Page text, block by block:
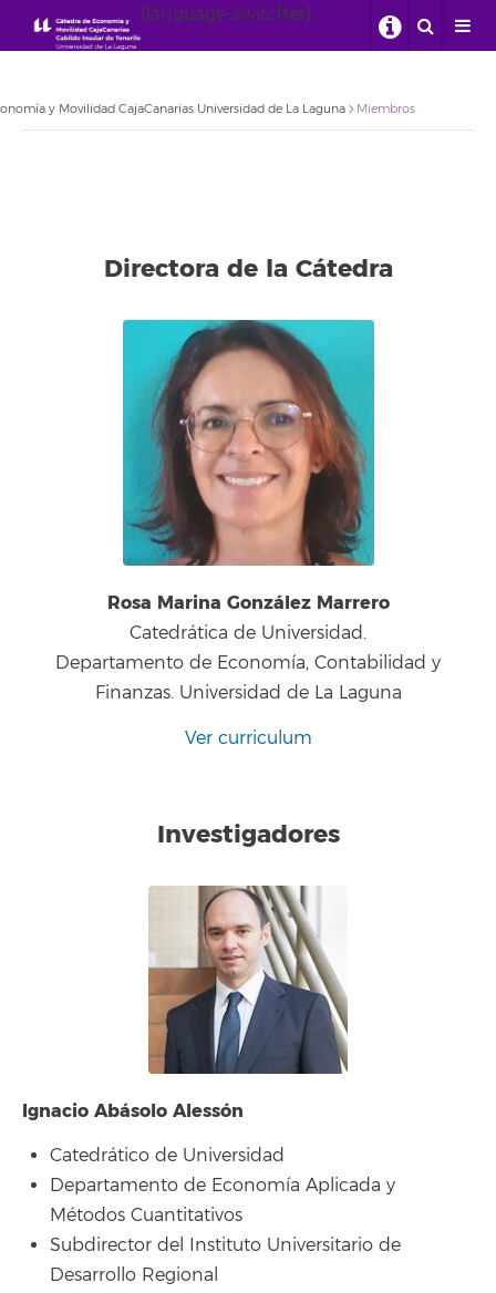
[language-switcher]
y Movilidad CajaCanarias Universidad de La Laguna Miembros
Directora de la Cátedra
Rosa Marina González Marrero
Catedrática de Universidad.
Departamento de Economía, Contabilidad y
Finanzas. Universidad de La Laguna
Ver curriculum
Investigadores
Ignacio Abásolo Alessón
Catedrático de Universidad
Departamento de Economía Aplicada y
Métodos Cuantitativos
Subdirector del Instituto Universitario de
Desarrollo Regional